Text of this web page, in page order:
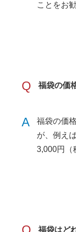
ことをお
Q 福袋の価
A
福袋の価
が、例え
3,000円（
福袋はど